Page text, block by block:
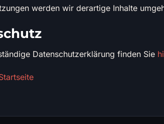
werden wir derartige Inhalte
Datenschutzerklärung finden Sie